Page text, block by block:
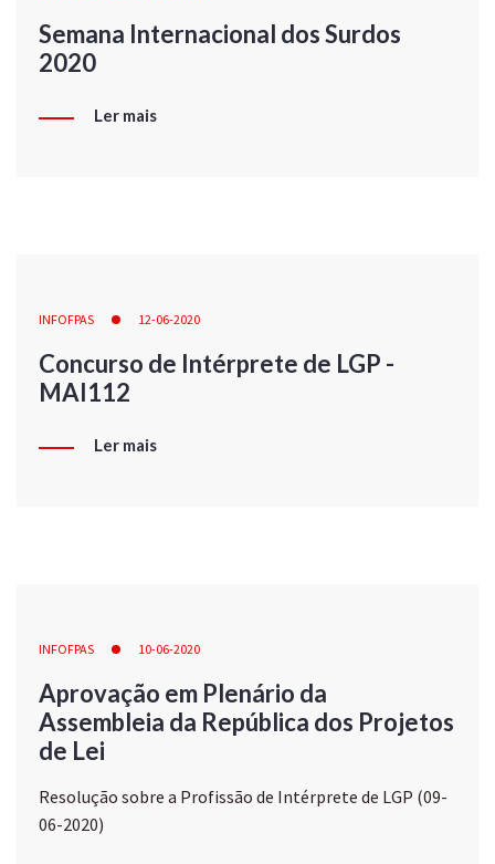
Semana Internacional dos Surdos
2020
Ler mais
INFOFPAS 12-06-2020
Concurso de Intérprete de LGP -
MAI112
Ler mais
INFOFPAS 10-06-2020
Aprovação em Plenário da
Assembleia da República dos Projetos
de Lei
Resolução sobre a Profissão de Intérprete de LGP (09-
06-2020)